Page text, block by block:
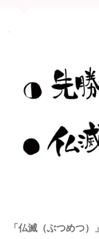
「仏滅（ぶつめつ）」